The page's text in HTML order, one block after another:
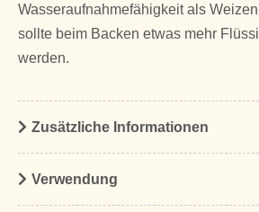
Wasseraufnahmefähigkeit als
sollte beim Backen etwas mehr
werden.
Zusätzliche Informationen
Verwendung